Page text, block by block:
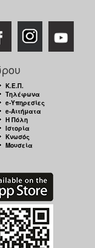
Κ.Ε.Π.
Τηλέφωνα
e-Υπηρεσίες
e-Αιτήματα
Η Πόλη
Ιστορία
Κνωσός
Μουσεία